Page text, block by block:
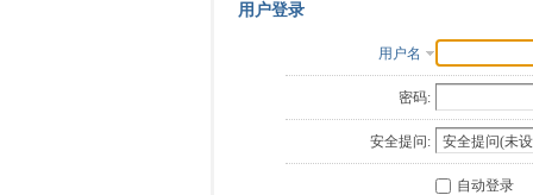
用户登录
用户名
密码:
安全提问:
自动登录